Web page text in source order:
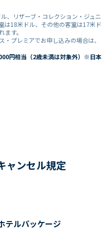
、リザーブ・コレクション・ジュニ
は18米ドル、その他の客室は17米ド
す。
プレミアでお申し込みの場合は、
円相当（2歳未満は対象外）※日本
ャンセル規定
テルパッケージ